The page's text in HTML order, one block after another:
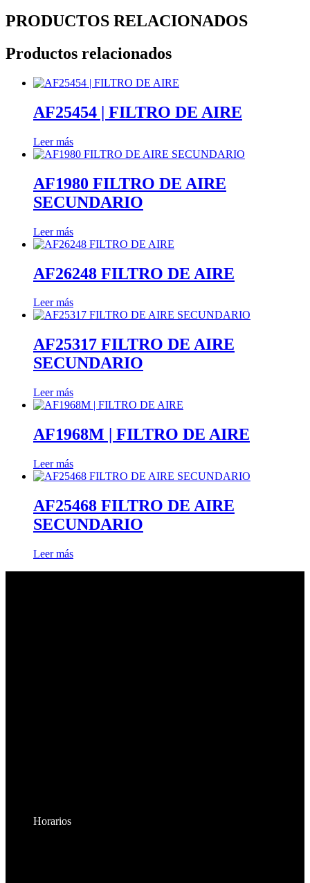
PRODUCTOS RELACIONADOS
Productos relacionados
AF25454 | FILTRO DE AIRE
Leer más
AF1980 FILTRO DE AIRE
SECUNDARIO
Leer más
AF26248 FILTRO DE AIRE
Leer más
AF25317 FILTRO DE AIRE
SECUNDARIO
Leer más
AF1968M | FILTRO DE AIRE
Leer más
AF25468 FILTRO DE AIRE
SECUNDARIO
Leer más
Horarios